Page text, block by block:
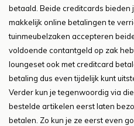
betaald. Beide creditcards bieden
makkelijk online betalingen te
tuinmeubelzaken accepteren
voldoende contantgeld op zak
loungeset ook met creditcard
betaling dus even tijdelijk kunt
Verder kun je tegenwoordig via
bestelde artikelen eerst laten
betalen. Zo kun je ze eerst even